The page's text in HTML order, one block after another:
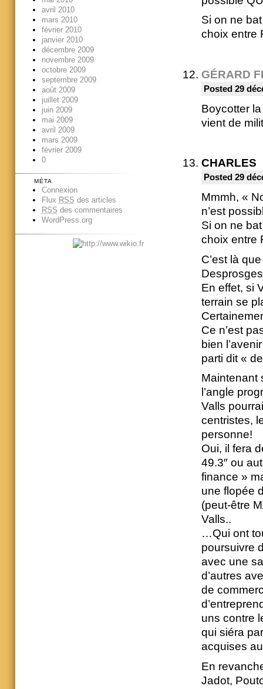
Si on ne
choix entre
GÉRARD
Posted 29
Boycotter
vient de
CHARLES
Posted 29
Mmmh, «
n’est
Si on ne
choix entre
C’est là
En effet, si
terrain se
Ce n’est
bien
parti dit «
Maintenant
l’angle
Valls
centristes,
personne!
Oui, il fera
49.3″ ou
finance »
une flopée
(peut-être
Valls..
…Qui ont
poursuivre
avec une
d’autres
de
uns contre
qui siéra
acquises
En
Jadot,
avril 2010
mars 2010
février 2010
janvier 2010
décembre 2009
novembre 2009
octobre 2009
septembre 2009
août 2009
juillet 2009
juin 2009
mai 2009
avril 2009
mars 2009
février 2009
0
MÉTA
Connexion
Flux RSS des articles
RSS des commentaires
WordPress.org